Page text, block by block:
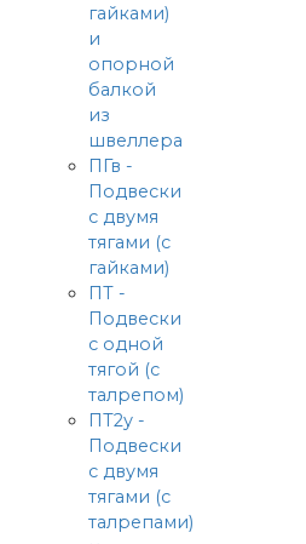
гайками)
и
опорной
балкой
из
швеллера
ПГв -
Подвески
с двумя
тягами (с
гайками)
ПТ -
Подвески
с одной
тягой (с
талрепом)
ПТ2у -
Подвески
с двумя
тягами (с
талрепами)